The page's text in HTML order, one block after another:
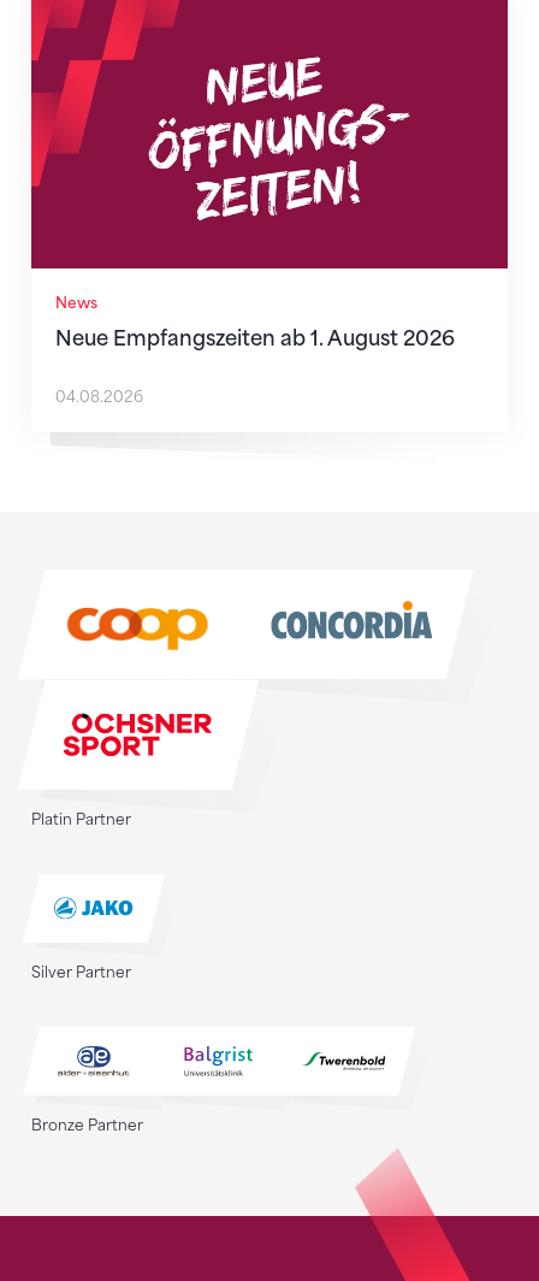
News
Neue Empfangszeiten ab 1. August 2026
Neue Empfangszeiten ab 1. August 2026
04.08.2026
Platin Partner
Silver Partner
Bronze Partner